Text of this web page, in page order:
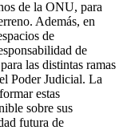
de la ONU, para
Además, en
de
de
las distintas ramas
Poder Judicial. La
estas
sobre sus
futura de